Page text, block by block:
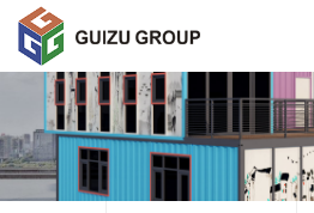
O Que Você Está